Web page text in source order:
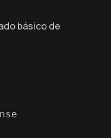
básico de